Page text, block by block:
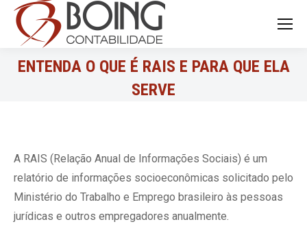
Search:
ENTENDA O QUE É RAIS E PARA QUE ELA
SERVE
A RAIS (Relação Anual de Informações Sociais) é um
relatório de informações socioeconômicas solicitado pelo
Ministério do Trabalho e Emprego brasileiro às pessoas
jurídicas e outros empregadores anualmente.